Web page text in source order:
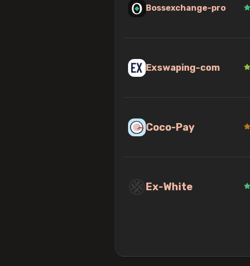
Bossexchange-pro
Exswaping-com
Coco-Pay
Ex-White